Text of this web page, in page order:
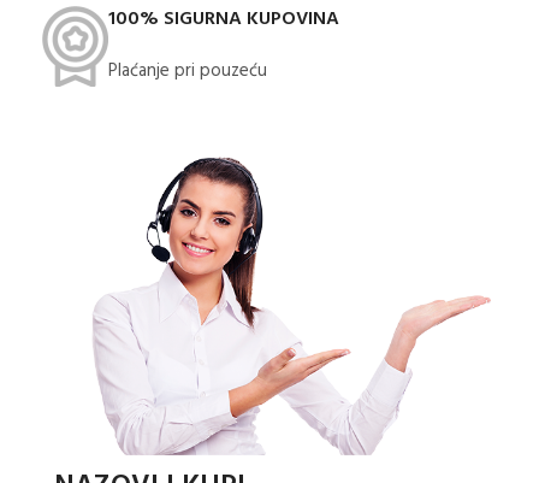
100% SIGURNA KUPOVINA
Plaćanje pri pouzeću